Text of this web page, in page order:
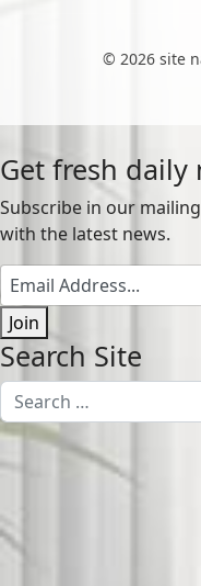
© 2026 site
Get fresh daily
Subscribe in our
with the latest news.
Join
Search Site
Search